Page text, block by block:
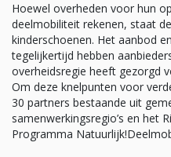
Hoewel overheden voor hun
deelmobiliteit rekenen, staat
kinderschoenen. Het aanbod
tegelijkertijd hebben
overheidsregie heeft gezorgd
Om deze knelpunten voor
30 partners bestaande uit
samenwerkingsregio’s en het
Programma